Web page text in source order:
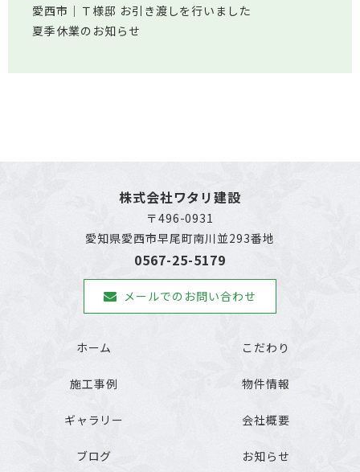
愛西市│Ｔ様邸 お引き渡しを行いました
夏季休業のお知らせ
株式会社ワタリ建設
〒496-0931
愛知県愛西市早尾町南川並293番地
0567-25-5179
メールでのお問い合わせ
ホーム こだわり
施工事例 物件情報
ギャラリー 会社概要
ブログ お知らせ